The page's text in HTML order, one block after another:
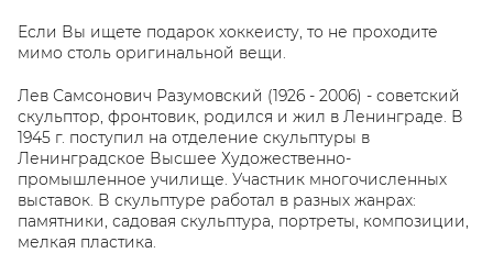
Если Вы ищете подарок хоккеисту, то не проходите
мимо столь оригинальной вещи.
Лев Самсонович Разумовский (1926 - 2006) - советский
скульптор, фронтовик, родился и жил в Ленинграде. В
1945 г. поступил на отделение скульптуры в
Ленинградское Высшее Художественно-
промышленное училище. Участник многочисленных
выставок. В скульптуре работал в разных жанрах:
памятники, садовая скульптура, портреты, композиции,
мелкая пластика.